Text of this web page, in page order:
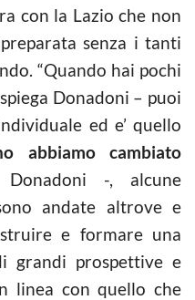
con la Lazio che non
preparata senza i tanti
“Quando hai pochi
Donadoni – puoi
ed e’ quello
abbiamo cambiato
-, alcune
andate altrove e
e formare una
grandi prospettive e
linea con quello che